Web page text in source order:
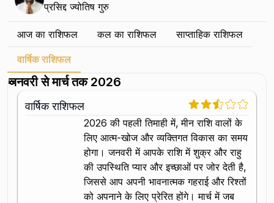
प्रसिद्द ज्योतिष गुरु
आज का राशिफल कल का राशिफल साप्ताहिक राशिफल
वार्षिक राशिफल
जनवरी से मार्च तक 2026
वार्षिक राशिफल
2026 की पहली तिमाही में, मीन राशि वालों के
लिए आत्म-खोज और व्यक्तिगत विकास का समय
होगा। जनवरी में आपके राशि में शुक्र और राहु
की उपस्थिति प्यार और इच्छाओं पर जोर देती है,
जिससे आप अपनी भावनात्मक गहराई और रिश्तों
को अपनाने के लिए प्रेरित होंगे। मार्च में जब